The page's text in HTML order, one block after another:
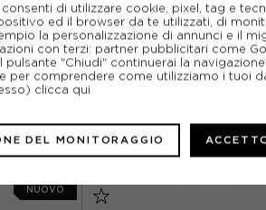
V15 NB 103
/ US 9.5
NEW
NEW BALANCE FRESH FOAM
GRIGIO - SCARPE
EUR 42.5 / US 9
ACQUISTA
NUOVO
di utilizzare cookie, pixel, tag e
ed il browser da te utilizzati, di
la personalizzazione di annunci e il
con terzi: partner pubblicitari come
"Chiudi" continuerai la
per comprendere come utilizziamo i tuoi
clicca qui
DEL MONITORAGGIO